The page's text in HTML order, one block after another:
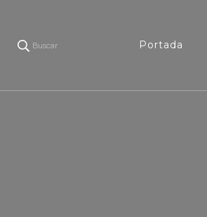
Buscar Portada